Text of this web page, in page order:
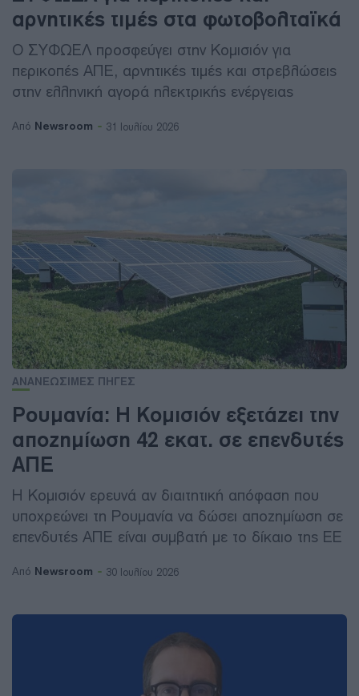
αρνητικές τιμές στα φωτοβολταϊκά
Ο ΣΥΦΩΕΛ προσφεύγει στην Κομισιόν για
περικοπές ΑΠΕ, αρνητικές τιμές και στρεβλώσεις
στην ελληνική αγορά ηλεκτρικής ενέργειας
Από Newsroom 31 Ιουλίου 2026
ΑΝΑΝΕΩΣΙΜΕΣ ΠΗΓΕΣ
Ρουμανία: Η Κομισιόν εξετάζει την
αποζημίωση 42 εκατ. σε επενδυτές
ΑΠΕ
Η Κομισιόν ερευνά αν διαιτητική απόφαση που
υποχρεώνει τη Ρουμανία να δώσει αποζημίωση σε
επενδυτές ΑΠΕ είναι συμβατή με το δίκαιο της ΕΕ
Από Newsroom 30 Ιουλίου 2026